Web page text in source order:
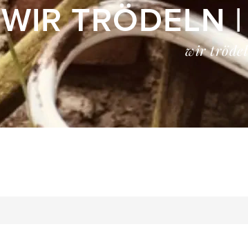
WIR TRÖDELN
wir